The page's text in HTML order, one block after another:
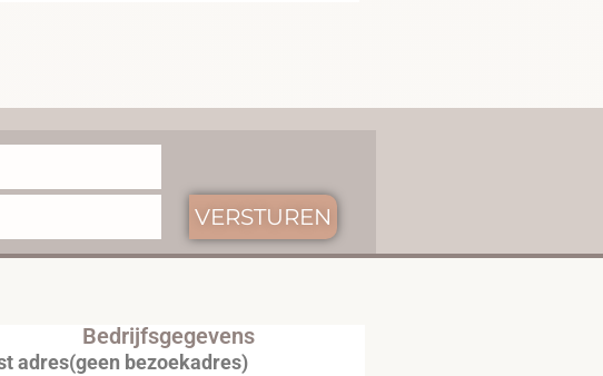
VERSTUREN
Bedrijfsgegevens
adres(geen bezoekadres)